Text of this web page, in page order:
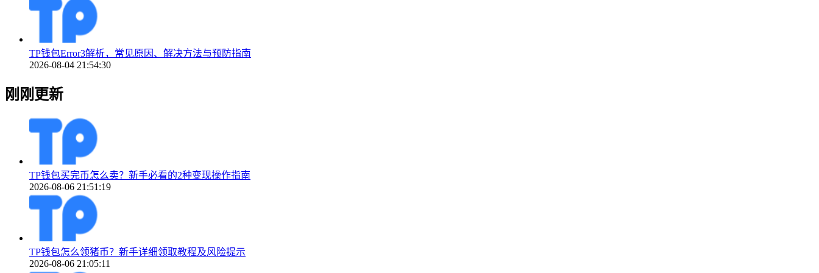
TP钱包Error3解析，常见原因、解决方法与预防指南
2026-08-04 21:54:30
刚刚更新
TP钱包买完币怎么卖？新手必看的2种变现操作指南
2026-08-06 21:51:19
TP钱包怎么领猪币？新手详细领取教程及风险提示
2026-08-06 21:05:11